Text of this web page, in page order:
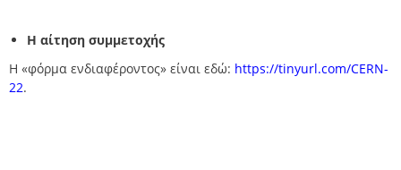
Η αίτηση συμμετοχής
Η «φόρμα ενδιαφέροντος» είναι εδώ: https://tinyurl.com/CERN-
22.